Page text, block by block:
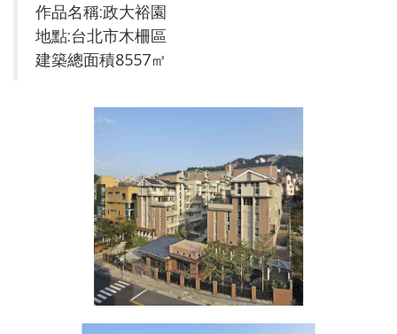
作品名稱:政大裕園
地點:台北市木柵區
建築總面積8557㎡